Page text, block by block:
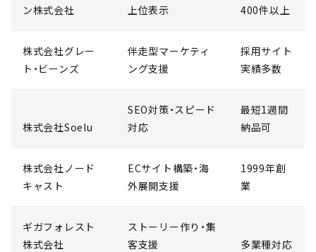
ン株式会社
上位表示
400件以上
株式会社グレー
ト・ビーンズ
伴走型マーケティ
ング支援
採用サイト
実績多数
株式会社Soelu
SEO対策・スピード
対応
最短1週間
納品可
株式会社ノード
キャスト
ECサイト構築・海
外展開支援
1999年創
業
ギガフォレスト
株式会社
ストーリー作り・集
客支援
多業種対応